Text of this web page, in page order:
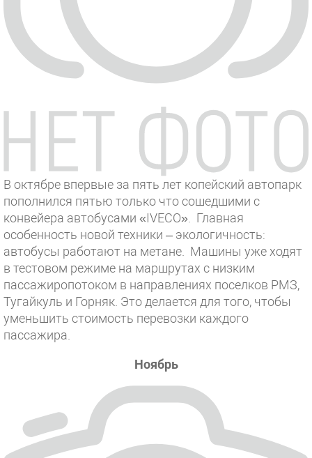
В октябре впервые за пять лет копейский автопарк
пополнился пятью только что сошедшими с
конвейера автобусами «IVECO». Главная
особенность новой техники – экологичность:
автобусы работают на метане. Машины уже ходят
в тестовом режиме на маршрутах с низким
пассажиропотоком в направлениях поселков РМЗ,
Тугайкуль и Горняк. Это делается для того, чтобы
уменьшить стоимость перевозки каждого
пассажира.
Ноябрь